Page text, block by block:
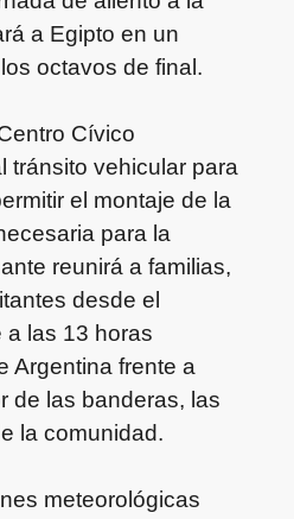
a Egipto en un
octavos de final.
Cívico
tránsito vehicular para
el montaje de la
para la
reunirá a familias,
desde el
a las 13 horas
Argentina frente a
de las banderas, las
la comunidad.
meteorológicas